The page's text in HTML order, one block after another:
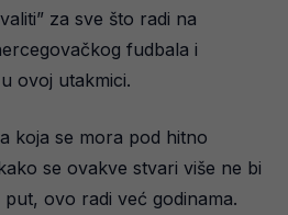
za sve što radi na
fudbala i
ovoj utakmici.
koja se mora pod hitno
se ovakve stvari više ne bi
ovo radi već godinama.